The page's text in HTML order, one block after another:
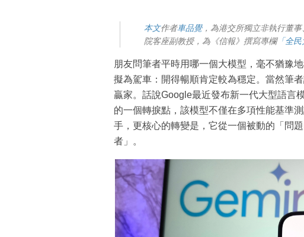
本文作者車品覺，為港交所獨立非執行董
院客座副教授，為《信報》撰寫專欄「全民
朋友問筆者平時用哪一個大模型，毫不猶豫
擬為駕車：開得暢順肯定較為穩定。當然筆
贏家。話說Google最近發布新一代大型語言
的一個轉捩點，該模型不僅在多項性能基準
手，更核心的轉變是，它從一個被動的「問
者」。